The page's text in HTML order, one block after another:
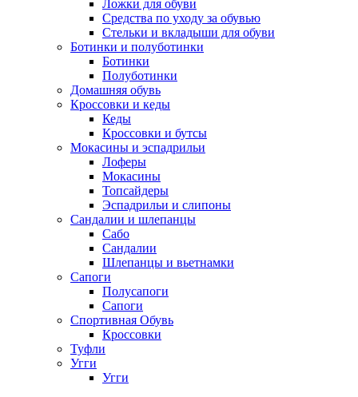
Ложки для обуви
Средства по уходу за обувью
Стельки и вкладыши для обуви
Ботинки и полуботинки
Ботинки
Полуботинки
Домашняя обувь
Кроссовки и кеды
Кеды
Кроссовки и бутсы
Мокасины и эспадрильи
Лоферы
Мокасины
Топсайдеры
Эспадрильи и слипоны
Сандалии и шлепанцы
Сабо
Сандалии
Шлепанцы и вьетнамки
Сапоги
Полусапоги
Сапоги
Спортивная Обувь
Кроссовки
Туфли
Угги
Угги